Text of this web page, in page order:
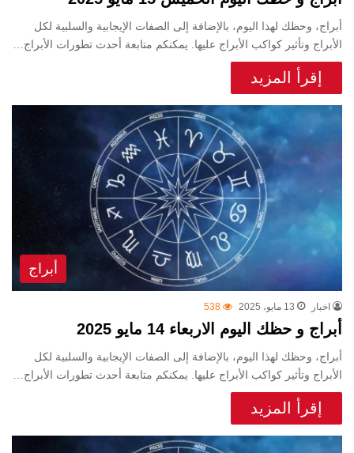
أبراج، وحظك لهذا اليوم، بالإضافة إلى الصفات الإيجابية والسلبية لكل
الأبراج وتأثير كواكب الأبراج عليها. يمكنكم متابعة أحدث تطورات الأبراج…
إقرأ المزيد
أبراج
اخبار 13 مايو، 2025 538
أبراج و حظك اليوم الاربعاء 14 مايو 2025
أبراج، وحظك لهذا اليوم، بالإضافة إلى الصفات الإيجابية والسلبية لكل
الأبراج وتأثير كواكب الأبراج عليها. يمكنكم متابعة أحدث تطورات الأبراج…
إقرأ المزيد